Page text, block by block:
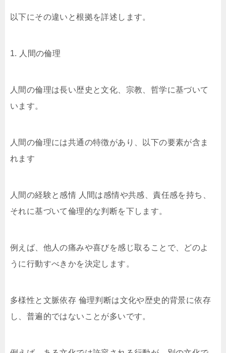
以下にその違いと根拠を詳述します。
1. 人間の倫理
人間の倫理は長い歴史と文化、宗教、哲学に基づいて
います。
人間の倫理には共通の特徴があり、以下の要素が含ま
れます
人間の経験と感情 人間は感情や共感、責任感を持ち、
それに基づいて倫理的な判断を下します。
例えば、他人の痛みや喜びを感じ取ることで、どのよ
うに行動すべきかを決定します。
多様性と文脈依存 倫理判断は文化や歴史的背景に依存
し、普遍的ではないことが多いです。